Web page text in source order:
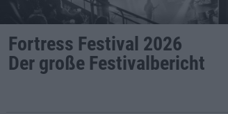
Fortress Festival 2026
Der große Festivalbericht